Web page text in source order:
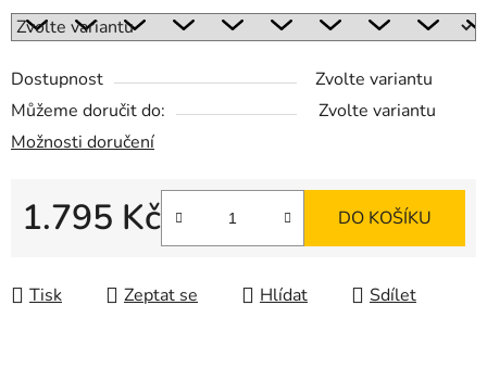
Dostupnost
Zvolte variantu
Můžeme doručit do:
Zvolte variantu
Možnosti doručení
1.795 Kč DO KOŠÍKU
Tisk Zeptat se Hlídat Sdílet